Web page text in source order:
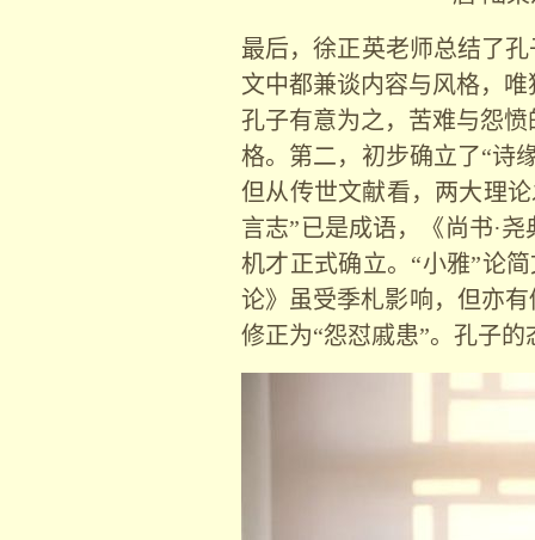
最后，徐正英老师总结了
文中都兼谈内容与风格，
孔子有意为之，苦难与怨
格。第二，初步确立了“诗
但从传世文献看，两大理
言志”已是成语，《尚书·
机才正式确立。“小雅”论
论》虽受季札影响，但亦
修正为“怨怼戚患”。孔子的